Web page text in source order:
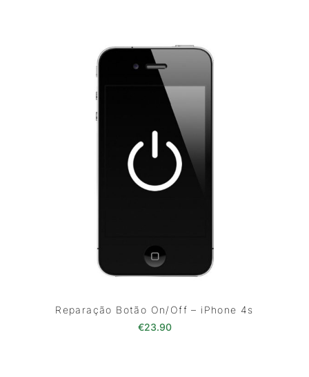
Reparação Botão On/Off – iPhone 4s
€23.90